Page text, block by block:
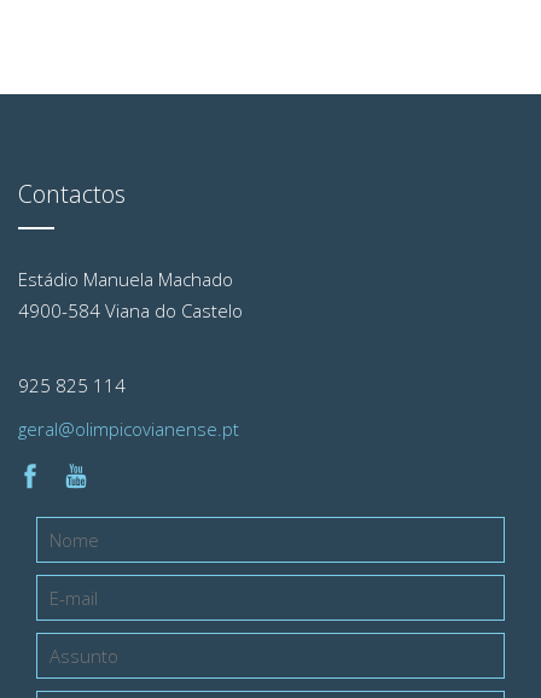
Contactos
Estádio Manuela Machado
4900-584 Viana do Castelo
925 825 114
geral@olimpicovianense.pt